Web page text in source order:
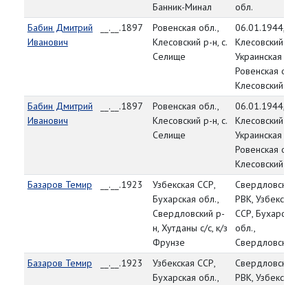
Банник-Минал
обл.
Бабин Дмитрий
Иванович
__.__.1897
Ровенская обл.,
Клесовский р-н, с.
Селище
06.01.1944,
Клесовский РВК,
Украинская ССР,
Ровенская обл.,
Клесовский р-н
Бабин Дмитрий
Иванович
__.__.1897
Ровенская обл.,
Клесовский р-н, с.
Селище
06.01.1944,
Клесовский РВК,
Украинская ССР,
Ровенская обл.,
Клесовский р-н
Базаров Темир
__.__.1923
Узбекская ССР,
Бухарская обл.,
Свердловский р-
н, Хутданы с/с, к/з
Фрунзе
Свердловский
РВК, Узбекская
ССР, Бухарская
обл.,
Свердловский
Базаров Темир
__.__.1923
Узбекская ССР,
Бухарская обл.,
Свердловский
РВК, Узбекская